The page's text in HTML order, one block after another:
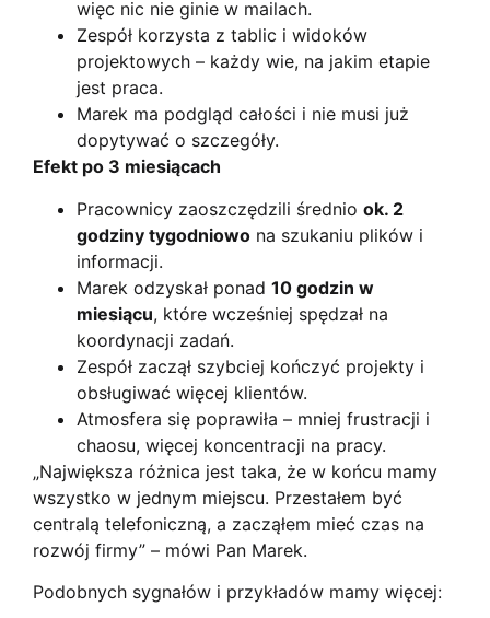
więc nic nie ginie w mailach.
Zespół korzysta z tablic i widoków
projektowych – każdy wie, na jakim etapie
jest praca.
Marek ma podgląd całości i nie musi już
dopytywać o szczegóły.
Efekt po 3 miesiącach
Pracownicy zaoszczędzili średnio ok. 2
godziny tygodniowo na szukaniu plików i
informacji.
Marek odzyskał ponad 10 godzin w
miesiącu, które wcześniej spędzał na
koordynacji zadań.
Zespół zaczął szybciej kończyć projekty i
obsługiwać więcej klientów.
Atmosfera się poprawiła – mniej frustracji i
chaosu, więcej koncentracji na pracy.
„Największa różnica jest taka, że w końcu mamy
wszystko w jednym miejscu. Przestałem być
centralą telefoniczną, a zacząłem mieć czas na
rozwój firmy” – mówi Pan Marek.
Podobnych sygnałów i przykładów mamy więcej: